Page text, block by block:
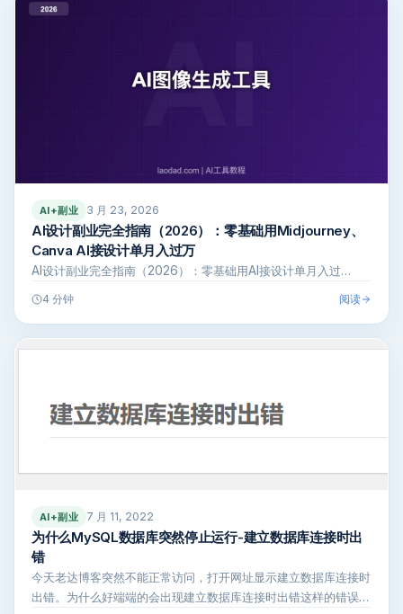
AI+副业 3 月 23, 2026
AI设计副业完全指南（2026）：零基础用Midjourney、
Canva AI接设计单月入过万
AI设计副业完全指南（2026）：零基础用AI接设计单月入过…
4 分钟 阅读
AI+副业 7 月 11, 2022
为什么MySQL数据库突然停止运行-建立数据库连接时出
错
今天老达博客突然不能正常访问，打开网址显示建立数据库连接时
出错。为什么好端端的会出现建立数据库连接时出错这样的错误